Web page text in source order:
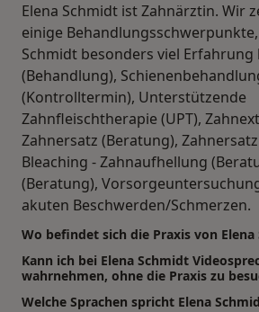
Elena Schmidt ist Zahnärztin. Wir
einige
Schmidt besonders viel
(Behandlung),
(Kontrolltermin), Unterstützende
Zahnfleischtherapie (UPT),
Zahnersatz (Beratung),
Bleaching - Zahnaufhellung
(Beratung),
akuten Beschwerden/Schmerzen.
Wo befindet sich die Praxis von Elena
Kann ich bei Elena Schmidt
wahrnehmen, ohne die Praxis zu
Welche Sprachen spricht Elena